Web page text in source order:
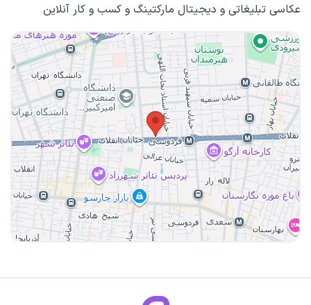
عکاسی تبلیغاتی و دیجیتال مارکتینگ و کسب و کار آنلاین